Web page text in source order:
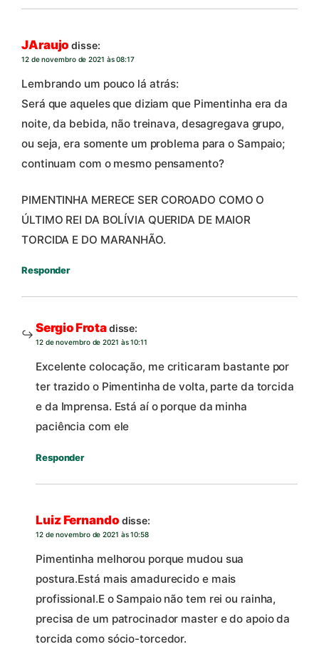
JAraujo disse:
12 de novembro de 2021 às 08:17
Lembrando um pouco lá atrás:
Será que aqueles que diziam que Pimentinha era da
noite, da bebida, não treinava, desagregava grupo,
ou seja, era somente um problema para o Sampaio;
continuam com o mesmo pensamento?
PIMENTINHA MERECE SER COROADO COMO O
ÚLTIMO REI DA BOLÍVIA QUERIDA DE MAIOR
TORCIDA E DO MARANHÃO.
Responder
Sergio Frotadisse:
12 de novembro de 2021 às 10:11
Excelente colocação, me criticaram bastante por
ter trazido o Pimentinha de volta, parte da torcida
e da Imprensa. Está aí o porque da minha
paciência com ele
Responder
Luiz Fernando disse:
12 de novembro de 2021 às 10:58
Pimentinha melhorou porque mudou sua
postura.Está mais amadurecido e mais
profissional.E o Sampaio não tem rei ou rainha,
precisa de um patrocinador master e do apoio da
torcida como sócio-torcedor.